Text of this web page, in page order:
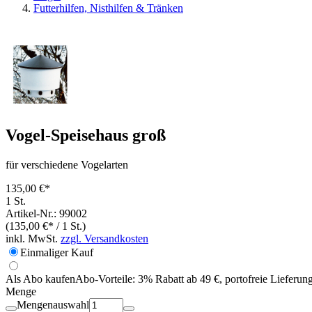
Futterhilfen, Nisthilfen & Tränken
Vogel-Speisehaus groß
für verschiedene Vogelarten
135,00 €*
1 St.
Artikel-Nr.: 99002
(135,00 €* / 1 St.)
inkl. MwSt. zzgl. Versandkosten
Einmaliger Kauf
Als Abo kaufenAbo-Vorteile: 3% Rabatt ab 49 €, portofreie
Menge
Mengenauswahl